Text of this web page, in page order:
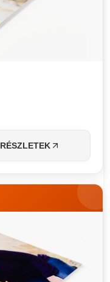
RÉSZLETEK